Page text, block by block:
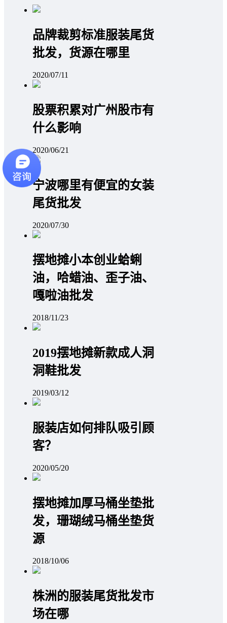
品牌裁剪标准服装尾货
批发，货源在哪里
2020/07/11
股票积累对广州股市有
什么影响
2020/06/21
宁波哪里有便宜的女装
尾货批发
2020/07/30
摆地摊小本创业蛤蜊
油，哈蜡油、歪子油、
嘎啦油批发
2018/11/23
2019摆地摊新款成人洞
洞鞋批发
2019/03/12
服装店如何排队吸引顾
客？
2020/05/20
摆地摊加厚马桶坐垫批
发，珊瑚绒马桶坐垫货
源
2018/10/06
株洲的服装尾货批发市
场在哪